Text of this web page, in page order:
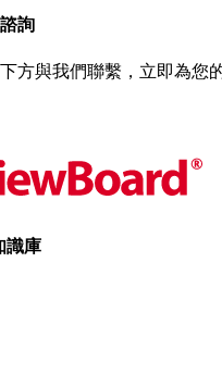
詢
方與我們聯繫，立即為您
識庫